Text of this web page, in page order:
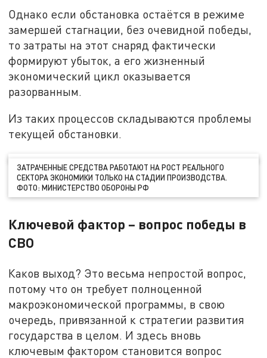
Однако если обстановка остаётся в режиме
замершей стагнации, без очевидной победы,
то затраты на этот снаряд фактически
формируют убыток, а его жизненный
экономический цикл оказывается
разорванным.
Из таких процессов складываются проблемы
текущей обстановки.
ЗАТРАЧЕННЫЕ СРЕДСТВА РАБОТАЮТ НА РОСТ РЕАЛЬНОГО
СЕКТОРА ЭКОНОМИКИ ТОЛЬКО НА СТАДИИ ПРОИЗВОДСТВА.
ФОТО: МИНИСТЕРСТВО ОБОРОНЫ РФ
Ключевой фактор – вопрос победы в
СВО
Каков выход? Это весьма непростой вопрос,
потому что он требует полноценной
макроэкономической программы, в свою
очередь, привязанной к стратегии развития
государства в целом. И здесь вновь
ключевым фактором становится вопрос